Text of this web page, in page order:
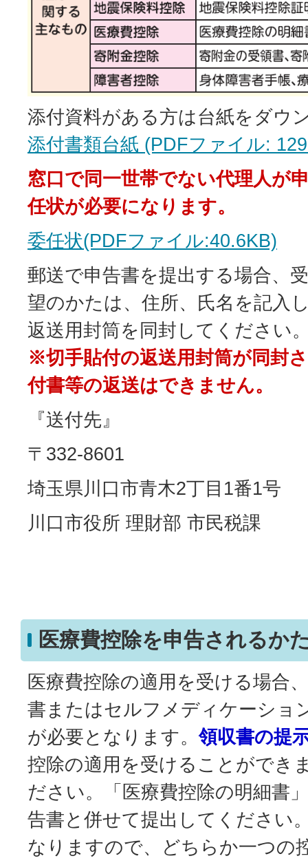
添付資料がある方は台紙をダウ
添付書類台紙 (PDFファイル:
窓口で同一世帯でない代理人が
任状が必要になります。
委任状(PDFファイル:40.6KB)
郵送で申告書を提出する場合、
望のかたは、住所、氏名を記入
返送用封筒を同封してください
※切手貼付の返送用封筒が同封
付書等の返送はできません。
『送付先』
〒332-8601
埼玉県川口市青木2丁目1番1号
川口市役所 理財部 市民税課
医療費控除を申告されるか
医療費控除の適用を受ける場合
書またはセルフメディケーショ
が必要となります。領収書の提
控除の適用を受けることができ
ださい。「医療費控除の明細書
告書と併せて提出してください
なりますので、どちらか一つの